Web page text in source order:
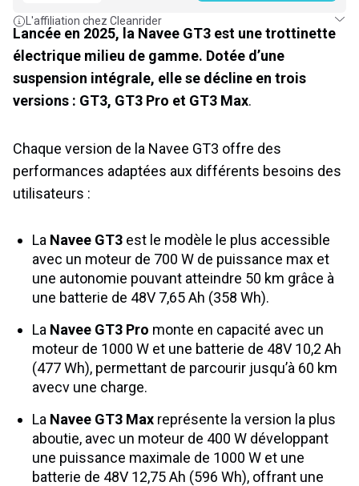
L'affiliation chez Cleanrider
Lancée en 2025, la Navee GT3 est une trottinette
électrique milieu de gamme. Dotée d’une
suspension intégrale, elle se décline en trois
versions : GT3, GT3 Pro et GT3 Max.
Chaque version de la Navee GT3 offre des
performances adaptées aux différents besoins des
utilisateurs :
La Navee GT3 est le modèle le plus accessible
avec un moteur de 700 W de puissance max et
une autonomie pouvant atteindre 50 km grâce à
une batterie de 48V 7,65 Ah (358 Wh).
La Navee GT3 Pro monte en capacité avec un
moteur de 1000 W et une batterie de 48V 10,2 Ah
(477 Wh), permettant de parcourir jusqu’à 60 km
avecv une charge.
La Navee GT3 Max représente la version la plus
aboutie, avec un moteur de 400 W développant
une puissance maximale de 1000 W et une
batterie de 48V 12,75 Ah (596 Wh), offrant une